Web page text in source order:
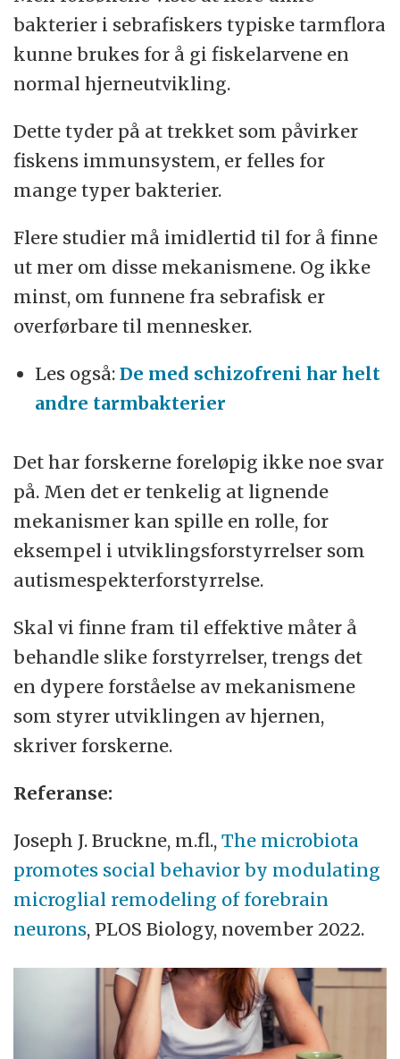
bakterier i sebrafiskers typiske tarmflora
kunne brukes for å gi fiskelarvene en
normal hjerneutvikling.
Dette tyder på at trekket som påvirker
fiskens immunsystem, er felles for
mange typer bakterier.
Flere studier må imidlertid til for å finne
ut mer om disse mekanismene. Og ikke
minst, om funnene fra sebrafisk er
overførbare til mennesker.
Les også:De med schizofreni har helt
andre tarmbakterier
Det har forskerne foreløpig ikke noe svar
på. Men det er tenkelig at lignende
mekanismer kan spille en rolle, for
eksempel i utviklingsforstyrrelser som
autismespekterforstyrrelse.
Skal vi finne fram til effektive måter å
behandle slike forstyrrelser, trengs det
en dypere forståelse av mekanismene
som styrer utviklingen av hjernen,
skriver forskerne.
Referanse:
Joseph J. Bruckne, m.fl.,The microbiota
promotes social behavior by modulating
microglial remodeling of forebrain
neurons, PLOS Biology, november 2022.